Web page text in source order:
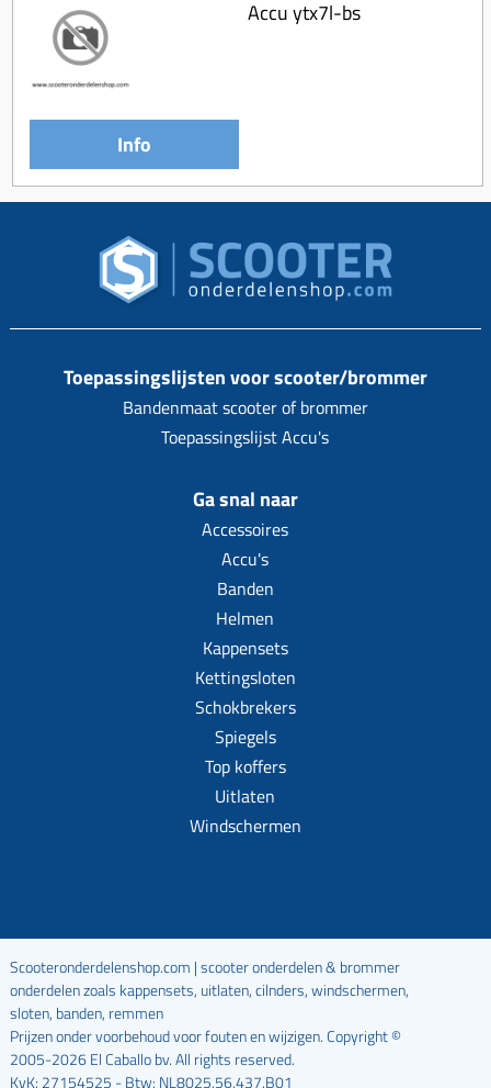
Accu ytx7l-bs
Info
Toepassingslijsten voor scooter/brommer
Bandenmaat scooter of brommer
Toepassingslijst Accu's
Ga snal naar
Accessoires
Accu's
Banden
Helmen
Kappensets
Kettingsloten
Schokbrekers
Spiegels
Top koffers
Uitlaten
Windschermen
Scooteronderdelenshop.com | scooter onderdelen & brommer
onderdelen zoals kappensets, uitlaten, cilnders, windschermen,
sloten, banden, remmen
Prijzen onder voorbehoud voor fouten en wijzigen. Copyright ©
2005-2026 El Caballo bv. All rights reserved.
KvK: 27154525 - Btw: NL8025.56.437.B01